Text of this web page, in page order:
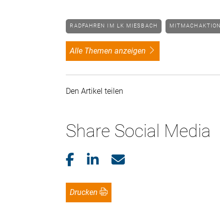
RADFAHREN IM LK MIESBACH
alle Themen anzeigen
Den Artikel teilen
Share Social Media
Drucken